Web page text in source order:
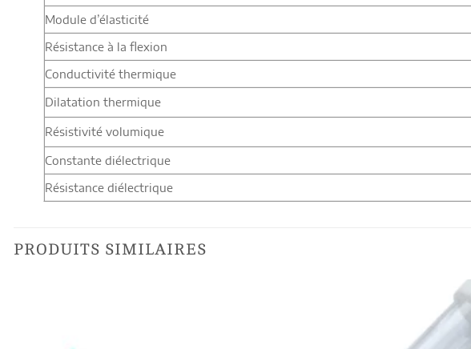
Module d’élasticité
Résistance à la flexion
Conductivité thermique
Dilatation thermique
Résistivité volumique
Constante diélectrique
Résistance diélectrique
PRODUITS SIMILAIRES